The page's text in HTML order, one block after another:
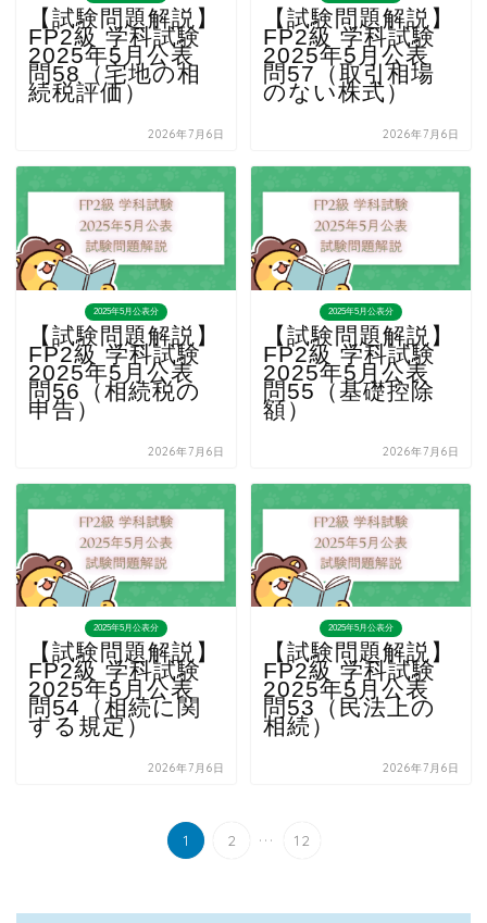
【試験問題解説】
FP2級 学科試験
2025年5月公表
問58（宅地の相
続税評価）
2026年7月6日
【試験問題解説】
FP2級 学科試験
2025年5月公表
問57（取引相場
のない株式）
2026年7月6日
2025年5月公表分
【試験問題解説】
FP2級 学科試験
2025年5月公表
問56（相続税の
申告）
2026年7月6日
2025年5月公表分
【試験問題解説】
FP2級 学科試験
2025年5月公表
問55（基礎控除
額）
2026年7月6日
2025年5月公表分
【試験問題解説】
FP2級 学科試験
2025年5月公表
問54（相続に関
する規定）
2026年7月6日
2025年5月公表分
【試験問題解説】
FP2級 学科試験
2025年5月公表
問53（民法上の
相続）
2026年7月6日
1 2 ... 12